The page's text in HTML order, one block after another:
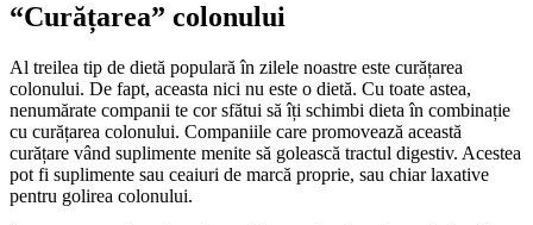
“Curățarea” colonului
Al treilea tip de dietă populară în zilele noastre este curățarea
colonului. De fapt, aceasta nici nu este o dietă. Cu toate astea,
nenumărate companii te cor sfătui să îți schimbi dieta în combinație
cu curățarea colonului. Companiile care promovează această
curățare vând suplimente menite să golească tractul digestiv. Acestea
pot fi suplimente sau ceaiuri de marcă proprie, sau chiar laxative
pentru golirea colonului.